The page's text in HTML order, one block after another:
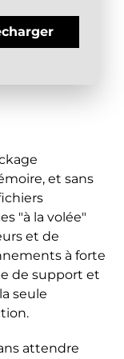
et sans
"à la volée"
et de
à forte
de support et
seule
attendre